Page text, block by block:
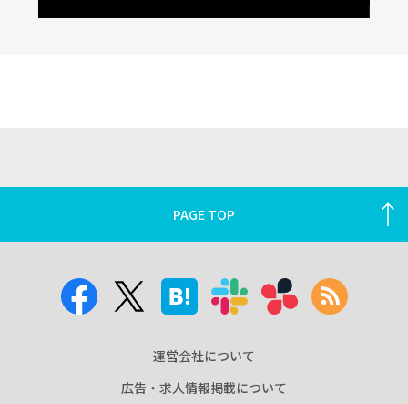
PAGE TOP
運営会社について
広告・求人情報掲載について